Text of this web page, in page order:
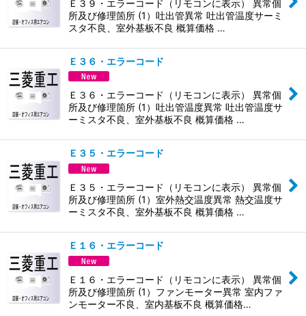
Ｅ３９・エラーコード（リモコンに表示） 異常個
所及び修理箇所 (1）吐出管異常 吐出管温度サーミ
スタ不良、室外基板不良 概算価格 …
Ｅ３６・エラーコード
Ｅ３６・エラーコード（リモコンに表示） 異常個
所及び修理箇所 (1）吐出管温度異常 吐出管温度サ
ーミスタ不良、室外基板不良 概算価格 …
Ｅ３５・エラーコード
Ｅ３５・エラーコード（リモコンに表示） 異常個
所及び修理箇所 (1）室外熱交温度異常 熱交温度サ
ーミスタ不良、室外基板不良 概算価格 …
Ｅ１６・エラーコード
Ｅ１６・エラーコード（リモコンに表示） 異常個
所及び修理箇所 (1）ファンモーター異常 室内ファ
ンモーター不良、室内基板不良 概算価格…